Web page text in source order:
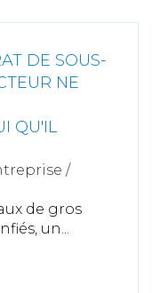
DE SOUS-
NE
QU'IL
/
de gros
un...